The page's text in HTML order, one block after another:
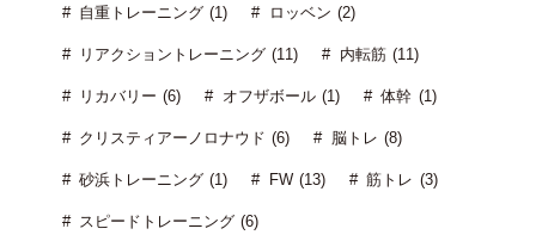
自重トレーニング (1) ロッベン (2)
リアクショントレーニング (11) 内転筋 (11)
リカバリー (6) オフザボール (1) 体幹 (1)
クリスティアーノロナウド (6) 脳トレ (8)
砂浜トレーニング (1) FW (13) 筋トレ (3)
スピードトレーニング (6)